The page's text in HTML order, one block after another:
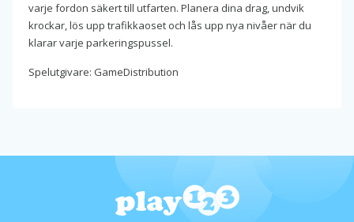
varje fordon säkert till utfarten. Planera dina drag, undvik
krockar, lös upp trafikkaoset och lås upp nya nivåer när du
klarar varje parkeringspussel.
Spelutgivare: GameDistribution